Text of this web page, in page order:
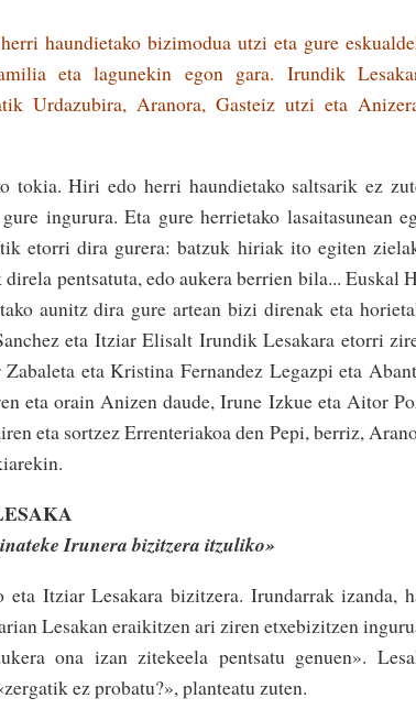
haundietako bizimodua utzi eta gure
eta lagunekin egon gara. Irundik
Urdazubira, Aranora, Gasteiz utzi eta
tokia. Hiri edo herri haundietako saltsarik ez
ingurura. Eta gure he­rrietako lasaitasunean
etorri dira gurera: ba­tzuk hiriak ito egiten
pentsatuta, edo aukera berrien bila... Euskal
aunitz dira gure artean bizi direnak eta
eta Itziar­ Elisalt Irundik Lesakara etorri
eta Kristina Fernandez Legazpi eta
eta orain Anizen daude, Irune Izkue eta Aitor
eta sor­tzez Erren­teriakoa den Pepi, berriz,
Irunera bizitzera itzuliko»
Itziar Lesakara bizi­tzera. Irundarrak izanda,
Lesakan eraikitzen ari ziren etxebizitzen
ona izan zite­keela pentsatu­ genuen».
ez proba­tu?», planteatu zuten.